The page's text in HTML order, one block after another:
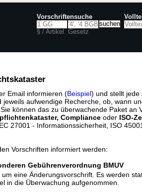
Vorschriftensuche
§ / Artikel Gesetz
Email informieren (Beispiel) und stellt jede
aufwendige Recherche, ob, wann
können das zu überwachende Paket an
Compliance oder ISO-
27001 - Informationssicherheit, ISO
Vorschriften informiert werden:
Gebührenverordnung BMUV
eine Änderungsvorschrift. Es werden
in die Überwachung aufgenommen.